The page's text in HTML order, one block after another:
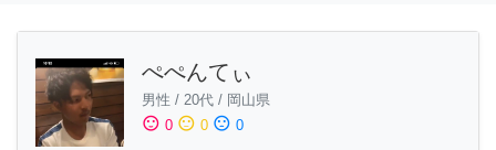
ぺぺんてぃ
男性 / 20代 / 岡山県
sentiment_satisfied 0 sentiment_neutral 0 sentiment_dissatisfied 0